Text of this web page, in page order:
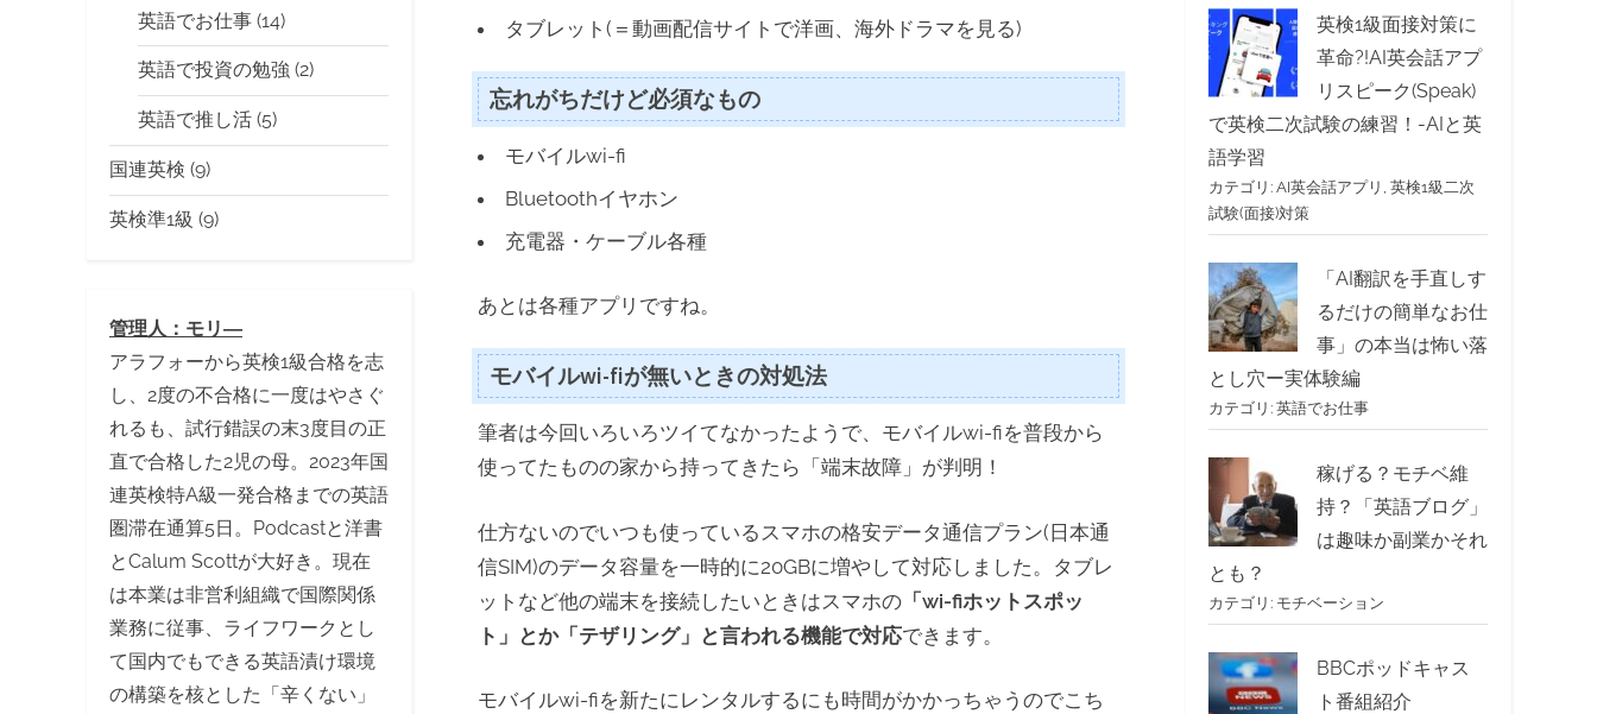
タブレット(＝動画配信サイトで洋画、海外ドラマを見る)
忘れがちだけど必須なもの
モバイルwi-fi
Bluetoothイヤホン
充電器・ケーブル各種
あとは各種アプリですね。
モバイルwi-fiが無いときの対処法
筆者は今回いろいろツイてなかったようで、モバイルwi-fiを普段から
使ってたものの家から持ってきたら「端末故障」が判明！
仕方ないのでいつも使っているスマホの格安データ通信プラン(日本通
信SIM)のデータ容量を一時的に20GBに増やして対応しました。タブレ
ットなど他の端末を接続したいときはスマホの 「wi-fiホットスポッ
ト」とか「テザリング」と言われる機能で対応できます。
モバイルwi-fiを新たにレンタルするにも時間がかかっちゃうのでこち
英語でお仕事 (14)
英語で投資の勉強 (2)
英語で推し活 (5)
国連英検 (9)
英検準1級 (9)
管理人：モリ―
アラフォーから英検1級合格を志
し、2度の不合格に一度はやさぐ
れるも、試行錯誤の末3度目の正
直で合格した2児の母。2023年国
連英検特A級一発合格までの英語
圏滞在通算5日。Podcastと洋書
とCalum Scottが大好き。現在
は本業は非営利組織で国際関係
業務に従事、ライフワークとし
て国内でもできる英語漬け環境
の構築を核とした「辛くない」
英検1級面接対策に
革命?!AI英会話アプ
リスピーク(Speak)
で英検二次試験の練習！-AIと英
語学習
カテゴリ: AI英会話アプリ 英検1級二次
試験(面接)対策
「AI翻訳を手直しす
るだけの簡単なお仕
事」の本当は怖い落
とし穴ー実体験編
カテゴリ: 英語でお仕事
稼げる？モチベ維
持？「英語ブログ」
は趣味か副業かそれ
とも？
カテゴリ: モチベーション
BBCポッドキャス
ト番組紹介